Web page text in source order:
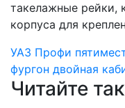
такелажные рейки,
корпуса для
УАЗ Профи
фургон двойная
Читайте